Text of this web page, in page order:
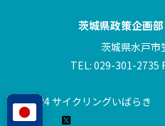
茨城県政策企画
茨城県水戸市
TEL: 029-301-2735
© 2024 サイクリングいばらき